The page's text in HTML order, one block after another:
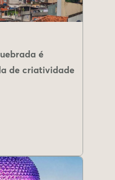
é
de criatividade